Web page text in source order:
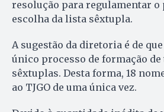
resolução para regulamentar o
escolha da lista sêxtupla.
A sugestão da diretoria é de
único processo de formação
sêxtuplas. Desta forma, 18
ao TJGO de uma única vez.